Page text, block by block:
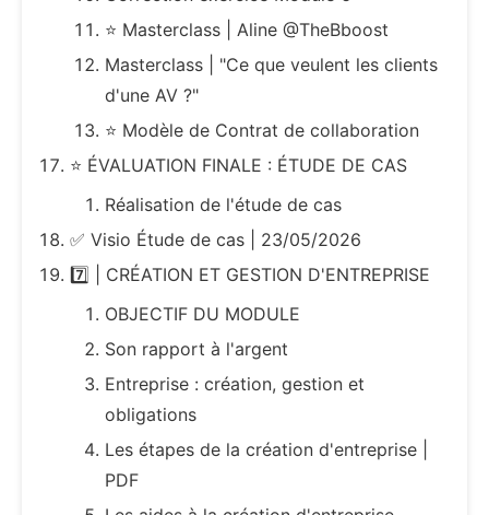
⭐️ Masterclass | Aline @TheBboost
Masterclass | "Ce que veulent les clients
d'une AV ?"
⭐️ Modèle de Contrat de collaboration
⭐️ ÉVALUATION FINALE : ÉTUDE DE CAS
Réalisation de l'étude de cas
✅ Visio Étude de cas | 23/05/2026
7️⃣ | CRÉATION ET GESTION D'ENTREPRISE
OBJECTIF DU MODULE
Son rapport à l'argent
Entreprise : création, gestion et
obligations
Les étapes de la création d'entreprise |
PDF